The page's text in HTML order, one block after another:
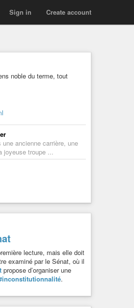
Create account
Sign in
noble du terme, tout
ancienne carrière, une
joyeuse troupe ...
lecture, mais elle doit
examiné par le Sénat, où il
propose d’organiser une
.